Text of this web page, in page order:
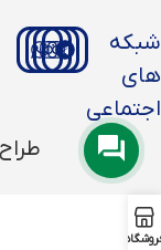
شبکه
های
اجتماعی